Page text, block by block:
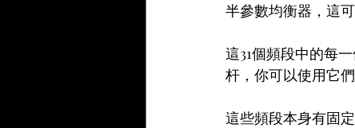
半參數均衡器，這
這31個頻段中的每
杆，你可以使用它
這些頻段本身有固